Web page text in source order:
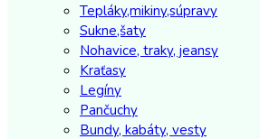
Tepláky,mikiny,súpravy
Sukne,šaty
Nohavice, traky, jeansy
Kraťasy
Legíny
Pančuchy
Bundy, kabáty, vesty